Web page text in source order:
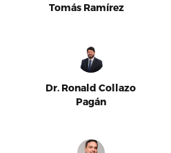
Tomás Ramírez
Dr. Ronald Collazo
Pagán